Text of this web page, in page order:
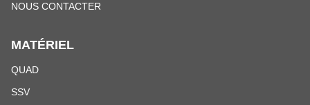
NOUS CONTACTER
MATÉRIEL
QUAD
SSV